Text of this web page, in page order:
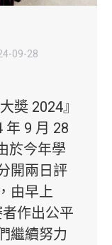
09-28
奬 2024』
年 9 月 28
於今年學
開兩日評
由早上
作出公平
繼續努力